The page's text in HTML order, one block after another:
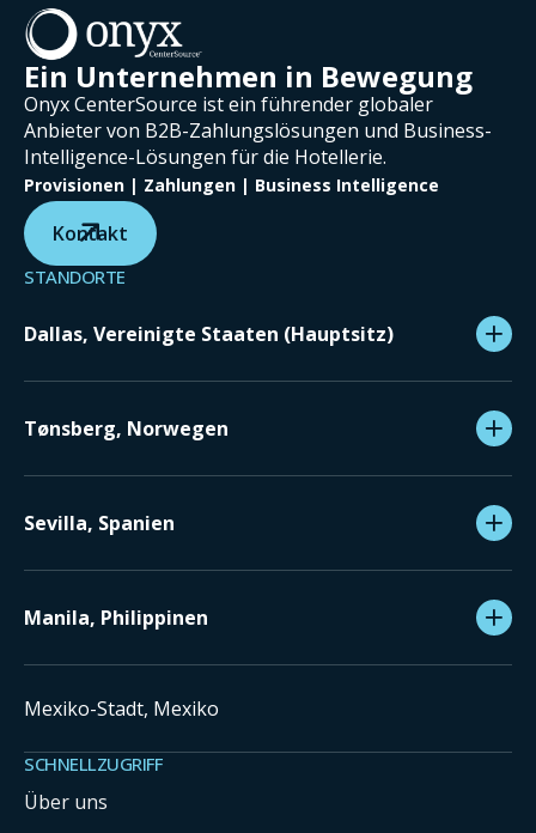
Ein Unternehmen in Bewegung
Onyx CenterSource ist ein führender globaler
Anbieter von B2B-Zahlungslösungen und Business-
Intelligence-Lösungen für die Hotellerie.
Provisionen | Zahlungen | Business Intelligence
Kontakt
STANDORTE
Dallas, Vereinigte Staaten (Hauptsitz)
Tønsberg, Norwegen
Sevilla, Spanien
Manila, Philippinen
Mexiko-Stadt, Mexiko
SCHNELLZUGRIFF
Über uns